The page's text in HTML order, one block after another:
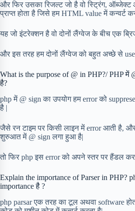
और फिर उसका रिजल्ट जो है वो स्ट्रिंग, ऑब्जेक्ट
प्राप्त होता है जिसे हम HTML value में कन्वर्ट
यह जो इंटरेक्शन है वो दोनों लैंग्वेज के बीच एक
और इस तरह हम दोनों लैंग्वेज को बहुत अच्छे से
What is the purpose of @ in PHP?/ PHP में
है?
php में @ sign का उपयोग हम error को
है |
जैसे रन टाइम पर किसी लाइन में error आती है,
शुरुआत में @ sign लगा हुआ है|
तो फिर php इस error को अपने स्तर पर हैंडल
Explain the importance of Parser in PHP?
importance है ?
php parsar एक तरह का टूल अथवा software